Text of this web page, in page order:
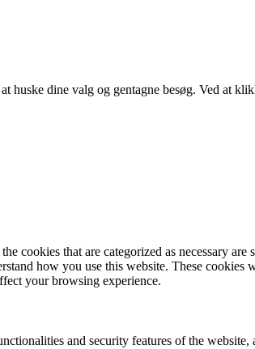
huske dine valg og gentagne besøg. Ved at
that are categorized as necessary are
how you use this website. These
your browsing experience.
and security features of the website,